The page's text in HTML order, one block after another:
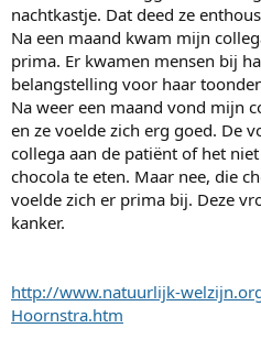
nachtkastje. Dat deed ze
Na een maand kwam mijn
prima. Er kwamen mensen bij
belangstelling voor haar
Na weer een maand vond mijn
en ze voelde zich erg goed. De
collega aan de patiënt of het
chocola te eten. Maar nee, die
voelde zich er prima bij. Deze
kanker.
http://www.natuurlijk-
Hoornstra.htm